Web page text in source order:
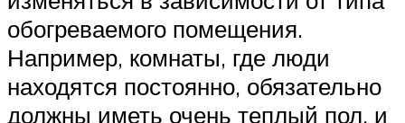
обогреваемого помещения.
Например, комнаты, где люди
находятся постоянно, обязательно
должны иметь очень теплый пол, и